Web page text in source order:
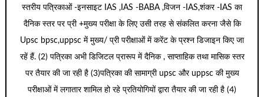
स्तरीय पत्रिकाओं -इनसाइट IAS ,IAS -BABA ,विजन -IAS,शंकर -IAS का
दैनिक स्तर पर प्री +मुख्य परीक्षा के लिए उसी तरह से संकलित करना जैसे कि
Upsc bpsc,uppsc में मुख्य/ प्री परीक्षाओं में करेंट के प्रश्न डिजाइन किए जा
रहें हैं. (2) पत्रिका अभी डिजिटल प्रारूप में दैनिक , साप्ताहिक तथा मासिक स्तर
पर तैयार की जा रही है (3)पत्रिका की सामाग्री upsc और uppsc की मुख्य
परीक्षाओं में लगातार शामिल हो रहे प्रतियोगियों द्वारा तैयार की जा रही है (4)